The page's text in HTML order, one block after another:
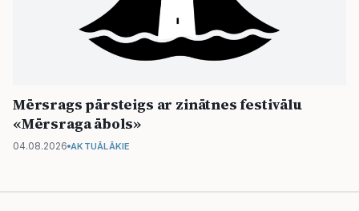
Mērsrags pārsteigs ar zinātnes festivālu
«Mērsraga ābols»
04.08.2026 AKTUĀLĀKIE